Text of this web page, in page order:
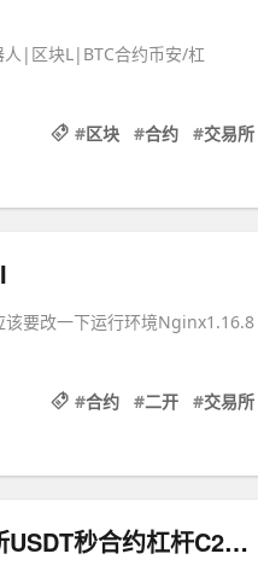
|区块L|BTC合约币安/杠
#区块 #合约 #交易所
要改一下运行环境Nginx1.16.8
#合约 #二开 #交易所
【区块链合约交易所源码】新币币交易所USDT秒合约杠杆C2C法币交易